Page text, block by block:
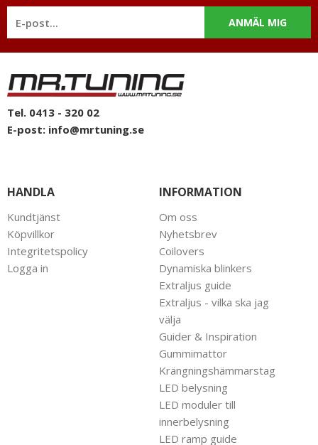
ANMÄL MIG
Tel. 0413 - 320 02
E-post: info@mrtuning.se
HANDLA
Kundtjänst
Köpvillkor
Integritetspolicy
Logga in
INFORMATION
Om oss
Nyhetsbrev
Coilovers
Dynamiska blinkers
Extraljus guide
Extraljus - vilka ska jag
välja
Guider & Inspiration
Gummimattor
Krängningshämmarstag
LED belysning
LED moduler till
innerbelysning
LED ramp guide